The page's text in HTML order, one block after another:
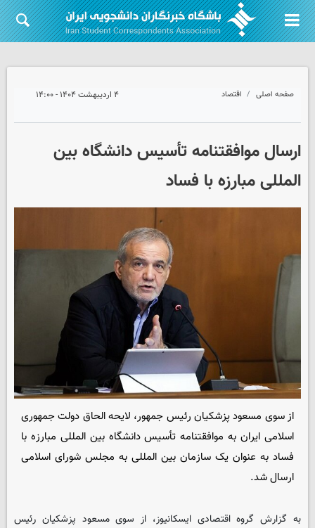
صفحه اصلی اقتصاد ۴ اردیبهشت ۱۴۰۴ - ۱۴:۰۰
ارسال موافقتنامه تأسیس دانشگاه بین
المللی مبارزه با فساد
از سوی مسعود پزشکیان رئیس جمهور، لایحه الحاق دولت جمهوری
اسلامی ایران به موافقتنامه تأسیس دانشگاه بین المللی مبارزه با
فساد به‌ عنوان یک سازمان بین المللی به مجلس شورای اسلامی
ارسال شد.
به گزارش گروه اقتصادیایسکانیوز، از سوی مسعود پزشکیان رئیس